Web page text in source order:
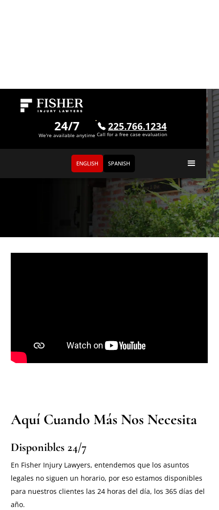
24/7
We're available anytime
225.766.1234
Call for a free case evaluation
ENGLISH SPANISH
Aquí Cuando Más Nos Necesita
Disponibles 24/7
En Fisher Injury Lawyers, entendemos que los asuntos
legales no siguen un horario, por eso estamos disponibles
para nuestros clientes las 24 horas del día, los 365 días del
año.